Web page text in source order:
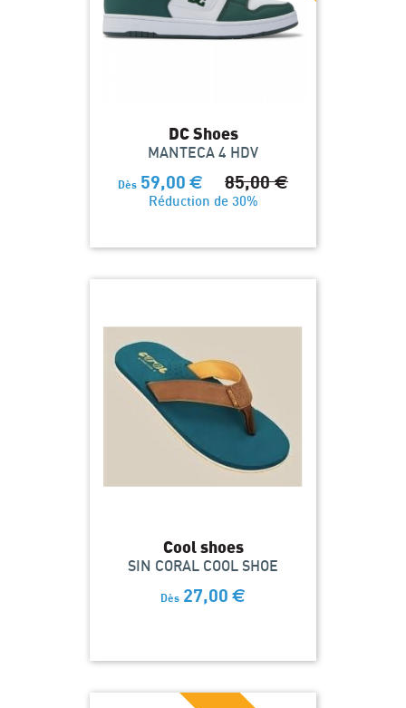
DC Shoes
MANTECA 4 HDV
Dès 59,00 € 85,00€
Réduction de 30%
Cool shoes
SIN CORAL COOL SHOE
Dès 27,00 €